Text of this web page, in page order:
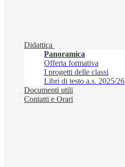
Didattica
Panoramica
Offerta formativa
I progetti delle classi
Libri di testo a.s. 2025/26
Documenti utili
Contatti e Orari